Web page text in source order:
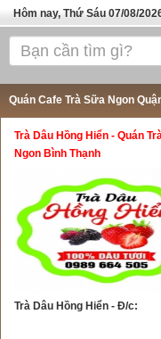
Hôm nay, Thứ Sáu 07/08/
Trang chủ
Bánh - Đồ Ăn Vặt
Thực Phẩm Nông Hải Sản
ĐỊA ĐIỂM ĂN UỐNG HÀ NỘI
TOP QUÁN ĂN
Quán Cafe Trà Sữa Ngon
Trà Dâu Hồng Hiển - Quán
Ngon Bình Thạnh
Trà Dâu Hồng Hiển - Đ/c: